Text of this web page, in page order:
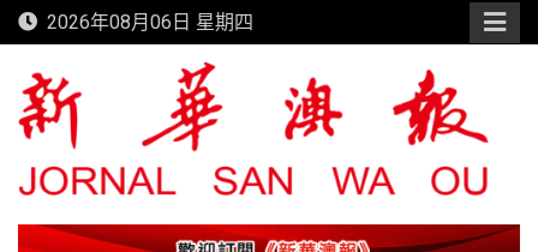
Skip
to
content
2026年08月06日 星期四
新華澳報